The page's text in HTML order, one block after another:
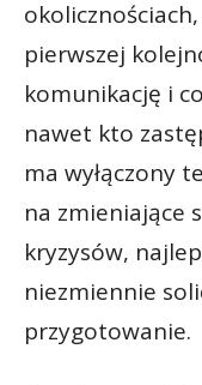
pierwszej
komunikację i
nawet kto
ma wyłączony
na zmieniające
kryzysów,
niezmiennie
przygotowanie.